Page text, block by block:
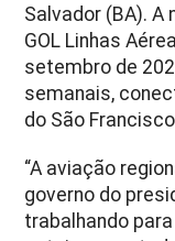
Salvador (BA). A
GOL Linhas
setembro de
semanais,
do São
“A aviação
governo do
trabalhando